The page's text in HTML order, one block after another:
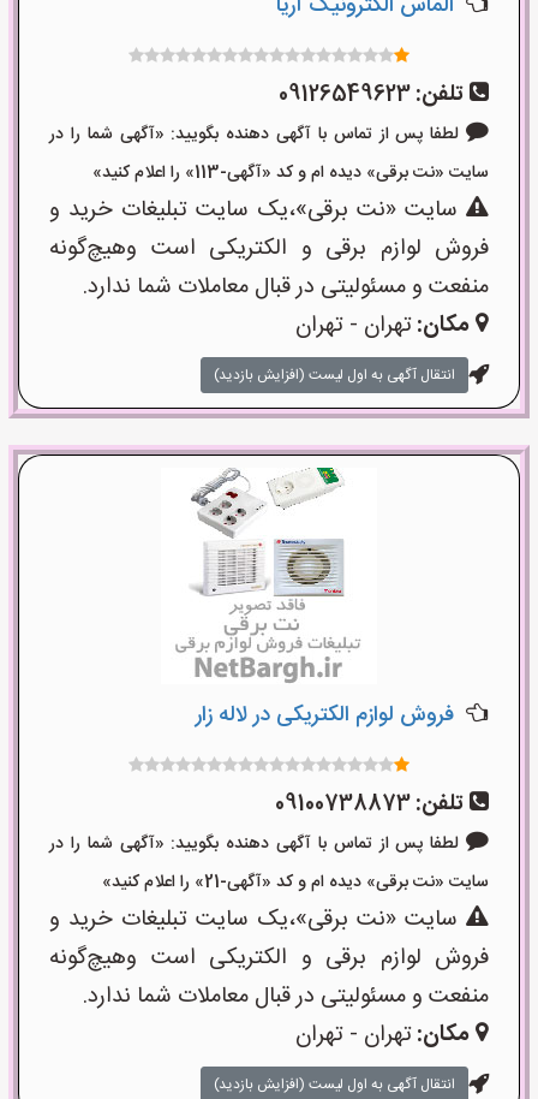
تلفن:09126549623
لطفا پس از تماس با آگهی دهنده بگویید: «آگهی شما را در
سایت «نت برقی» دیده ام و کد «آگهی-113» را اعلام کنید»
سایت «نت برقی»،یک سایت تبلیغات خرید و
فروش لوازم برقی و الکتریکی است وهیچ‌گونه
منفعت و مسئولیتی در قبال معاملات شما ندارد.
مکان:تهران - تهران
انتقال آگهی به اول لیست (افزایش بازدید)
فروش لوازم الکتریکی در لاله زار
تلفن:09100738873
لطفا پس از تماس با آگهی دهنده بگویید: «آگهی شما را در
سایت «نت برقی» دیده ام و کد «آگهی-21» را اعلام کنید»
سایت «نت برقی»،یک سایت تبلیغات خرید و
فروش لوازم برقی و الکتریکی است وهیچ‌گونه
منفعت و مسئولیتی در قبال معاملات شما ندارد.
مکان:تهران - تهران
انتقال آگهی به اول لیست (افزایش بازدید)